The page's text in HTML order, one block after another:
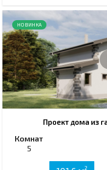
НОВИНКА
Проект дома из
Комнат
5
2